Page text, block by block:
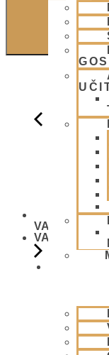
VASUDEVA
VASUDEVA